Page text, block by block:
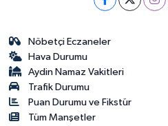
Nöbetçi Eczaneler
Hava Durumu
Aydin Namaz Vakitleri
Trafik Durumu
Puan Durumu ve Fikstür
Tüm Manşetler